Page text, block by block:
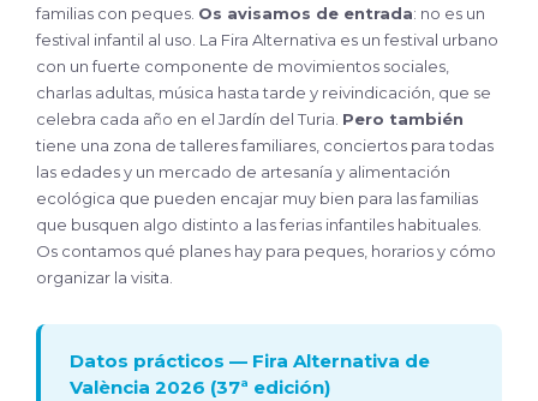
familias con peques. Os avisamos de entrada: no es un
festival infantil al uso. La Fira Alternativa es un festival urbano
con un fuerte componente de movimientos sociales,
charlas adultas, música hasta tarde y reivindicación, que se
celebra cada año en el Jardín del Turia. Pero también
tiene una zona de talleres familiares, conciertos para todas
las edades y un mercado de artesanía y alimentación
ecológica que pueden encajar muy bien para las familias
que busquen algo distinto a las ferias infantiles habituales.
Os contamos qué planes hay para peques, horarios y cómo
organizar la visita.
Datos prácticos — Fira Alternativa de
València 2026 (37ª edición)